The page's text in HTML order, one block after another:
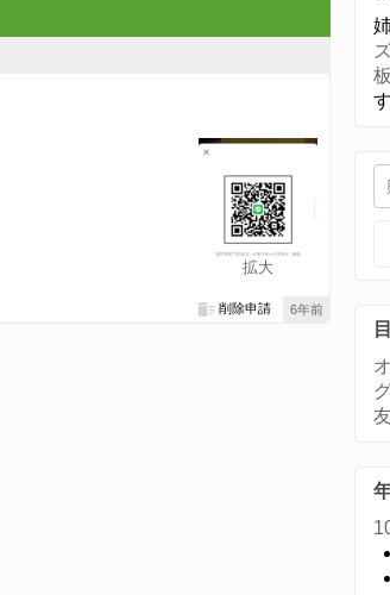
拡大
6年前
削除申請
板